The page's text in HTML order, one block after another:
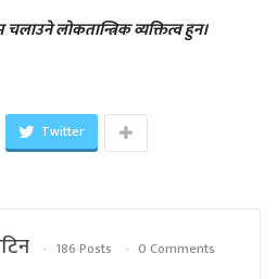
लोकतान्त्रिक व्यक्तित्व हुन।
Twitter
186 Posts 0 Comments